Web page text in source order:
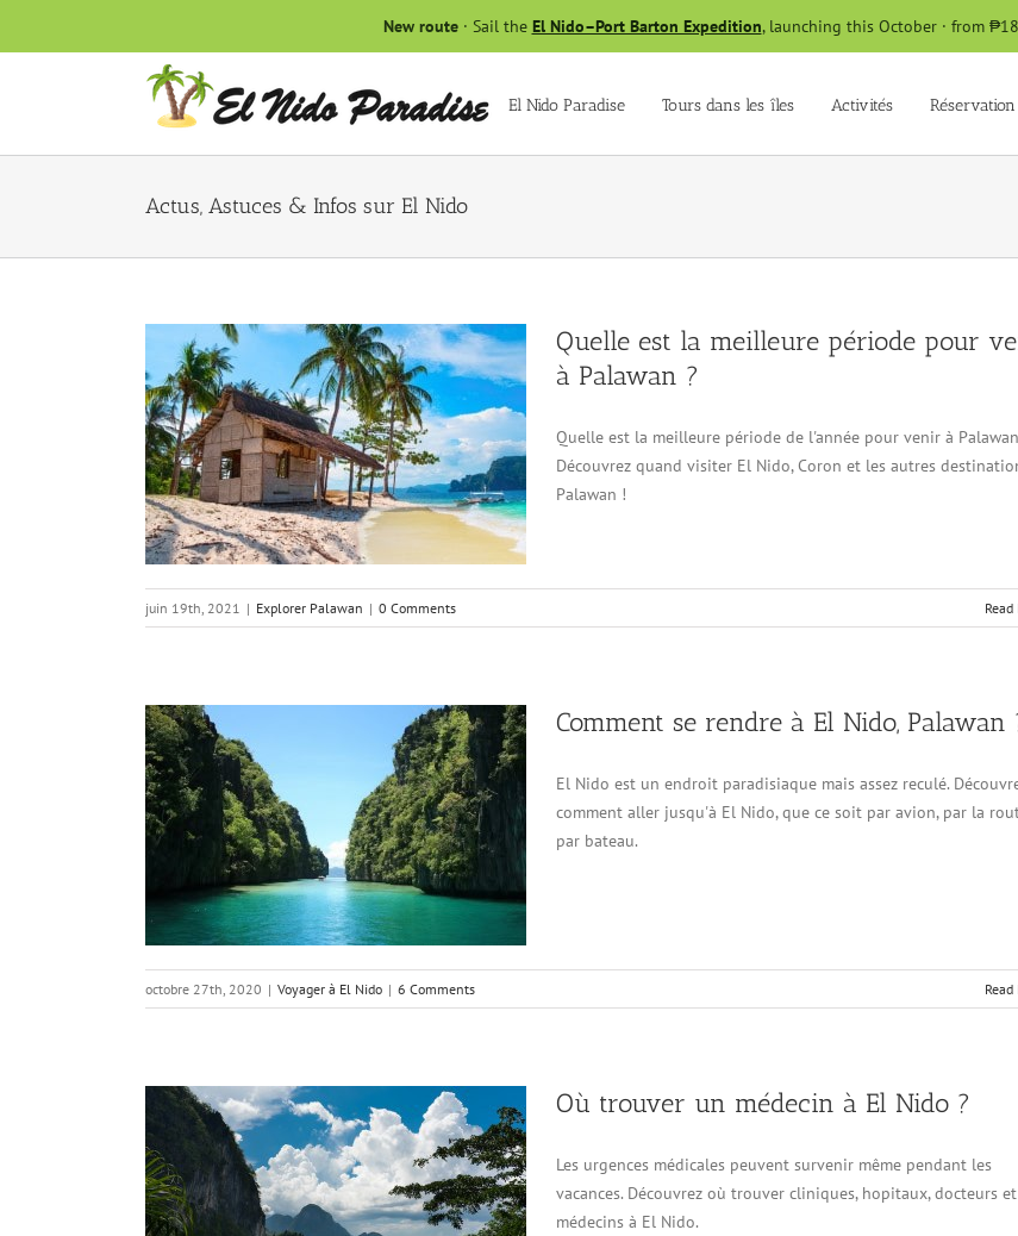
New route· Sail the El Nido–Port Barton Expedition, launching this October · from
El Nido Paradise Tours dans les îles Activités Réservation
Actus, Astuces & Infos sur El Nido
Quelle est la meilleure période pour
à Palawan ?
Quelle est la meilleure période de l'année pour venir à
Découvrez quand visiter El Nido, Coron et les autres
Palawan !
juin 19th, 2021 | Explorer Palawan | 0 Comments
Comment se rendre à El Nido, Palawan
El Nido est un endroit paradisiaque mais assez reculé.
comment aller jusqu'à El Nido, que ce soit par avion, par la
par bateau.
octobre 27th, 2020 | Voyager à El Nido | 6 Comments
Où trouver un médecin à El Nido ?
Les urgences médicales peuvent survenir même pendant les
vacances. Découvrez où trouver cliniques, hopitaux, docteurs et
médecins à El Nido.